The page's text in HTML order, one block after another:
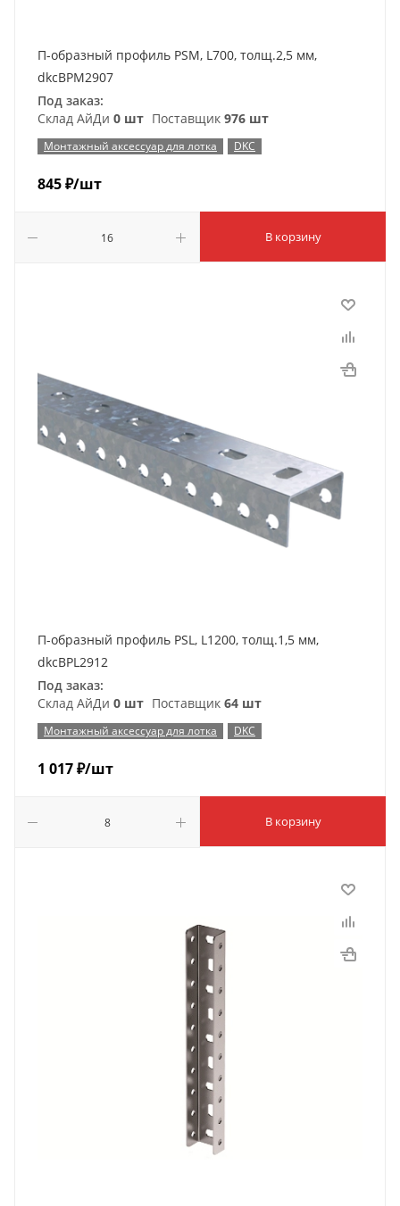
П-образный профиль PSM, L700, толщ.2,5 мм,
dkcBPM2907
Под заказ:
Склад АйДи 0 шт Поставщик 976 шт
Монтажный аксессуар для лотка DKC
845₽/шт
В корзину
П-образный профиль PSL, L1200, толщ.1,5 мм,
dkcBPL2912
Под заказ:
Склад АйДи 0 шт Поставщик 64 шт
Монтажный аксессуар для лотка DKC
1 017₽/шт
В корзину